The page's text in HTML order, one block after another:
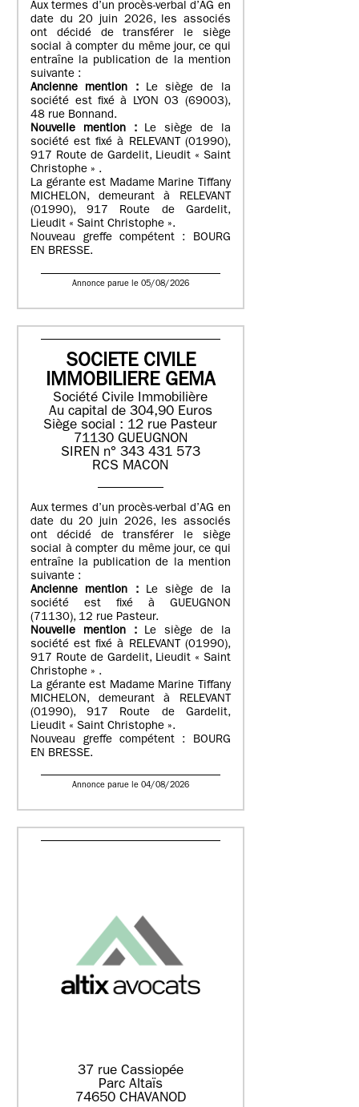
Aux termes d’un procès-verbal d’AG en
date du 20 juin 2026, les associés
ont décidé de transférer le siège
social à compter du même jour, ce qui
entraîne la publication de la mention
suivante :
Ancienne mention : Le siège de la
société est fixé à LYON 03 (69003),
48 rue Bonnand.
Nouvelle mention :
Le siège de la
société est fixé à RELEVANT (01990),
917 Route de Gardelit, Lieudit « Saint
Christophe » .
La gérante est Madame Marine Tiffany
MICHELON, demeurant à RELEVANT
(01990), 917 Route de Gardelit,
Lieudit « Saint Christophe ».
Nouveau greffe compétent : BOURG
EN BRESSE.
Annonce parue le 05/08/2026
SOCIETE CIVILE
IMMOBILIERE GEMA
Société Civile Immobilière
Au capital de 304,90 Euros
Siège social : 12 rue Pasteur
71130 GUEUGNON
SIREN n° 343 431 573
RCS MACON
Aux termes d’un procès-verbal d’AG en
date du 20 juin 2026, les associés
ont décidé de transférer le siège
social à compter du même jour, ce qui
entraîne la publication de la mention
suivante :
Ancienne mention : Le siège de la
société est fixé à GUEUGNON
(71130), 12 rue Pasteur.
Nouvelle mention : Le siège de la
société est fixé à RELEVANT (01990),
917 Route de Gardelit, Lieudit « Saint
Christophe » .
La gérante est Madame Marine Tiffany
MICHELON, demeurant à RELEVANT
(01990), 917 Route de Gardelit,
Lieudit « Saint Christophe ».
Nouveau greffe compétent : BOURG
EN BRESSE.
Annonce parue le 04/08/2026
37 rue Cassiopée
Parc Altaïs
74650 CHAVANOD